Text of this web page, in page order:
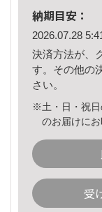
納期目安：
2026.07.28
決済方法が、
す。その他の
さい。
※土・日・祝日
のお届けに
受